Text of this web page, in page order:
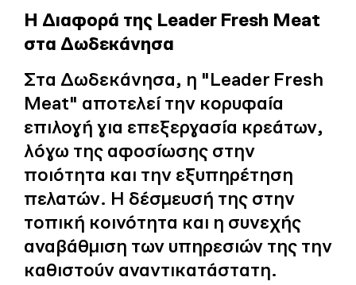
Η Διαφορά της Leader Fresh Meat
στα Δωδεκάνησα
Στα Δωδεκάνησα, η "Leader Fresh
Meat" αποτελεί την κορυφαία
επιλογή για επεξεργασία κρεάτων,
λόγω της αφοσίωσης στην
ποιότητα και την εξυπηρέτηση
πελατών. Η δέσμευσή της στην
τοπική κοινότητα και η συνεχής
αναβάθμιση των υπηρεσιών της την
καθιστούν αναντικατάστατη.